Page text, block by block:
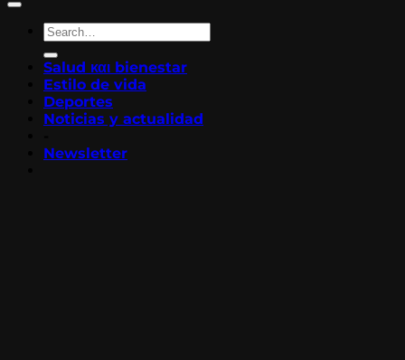
Salud και bienestar
Estilo de vida
Deportes
Noticias y actualidad
Newsletter